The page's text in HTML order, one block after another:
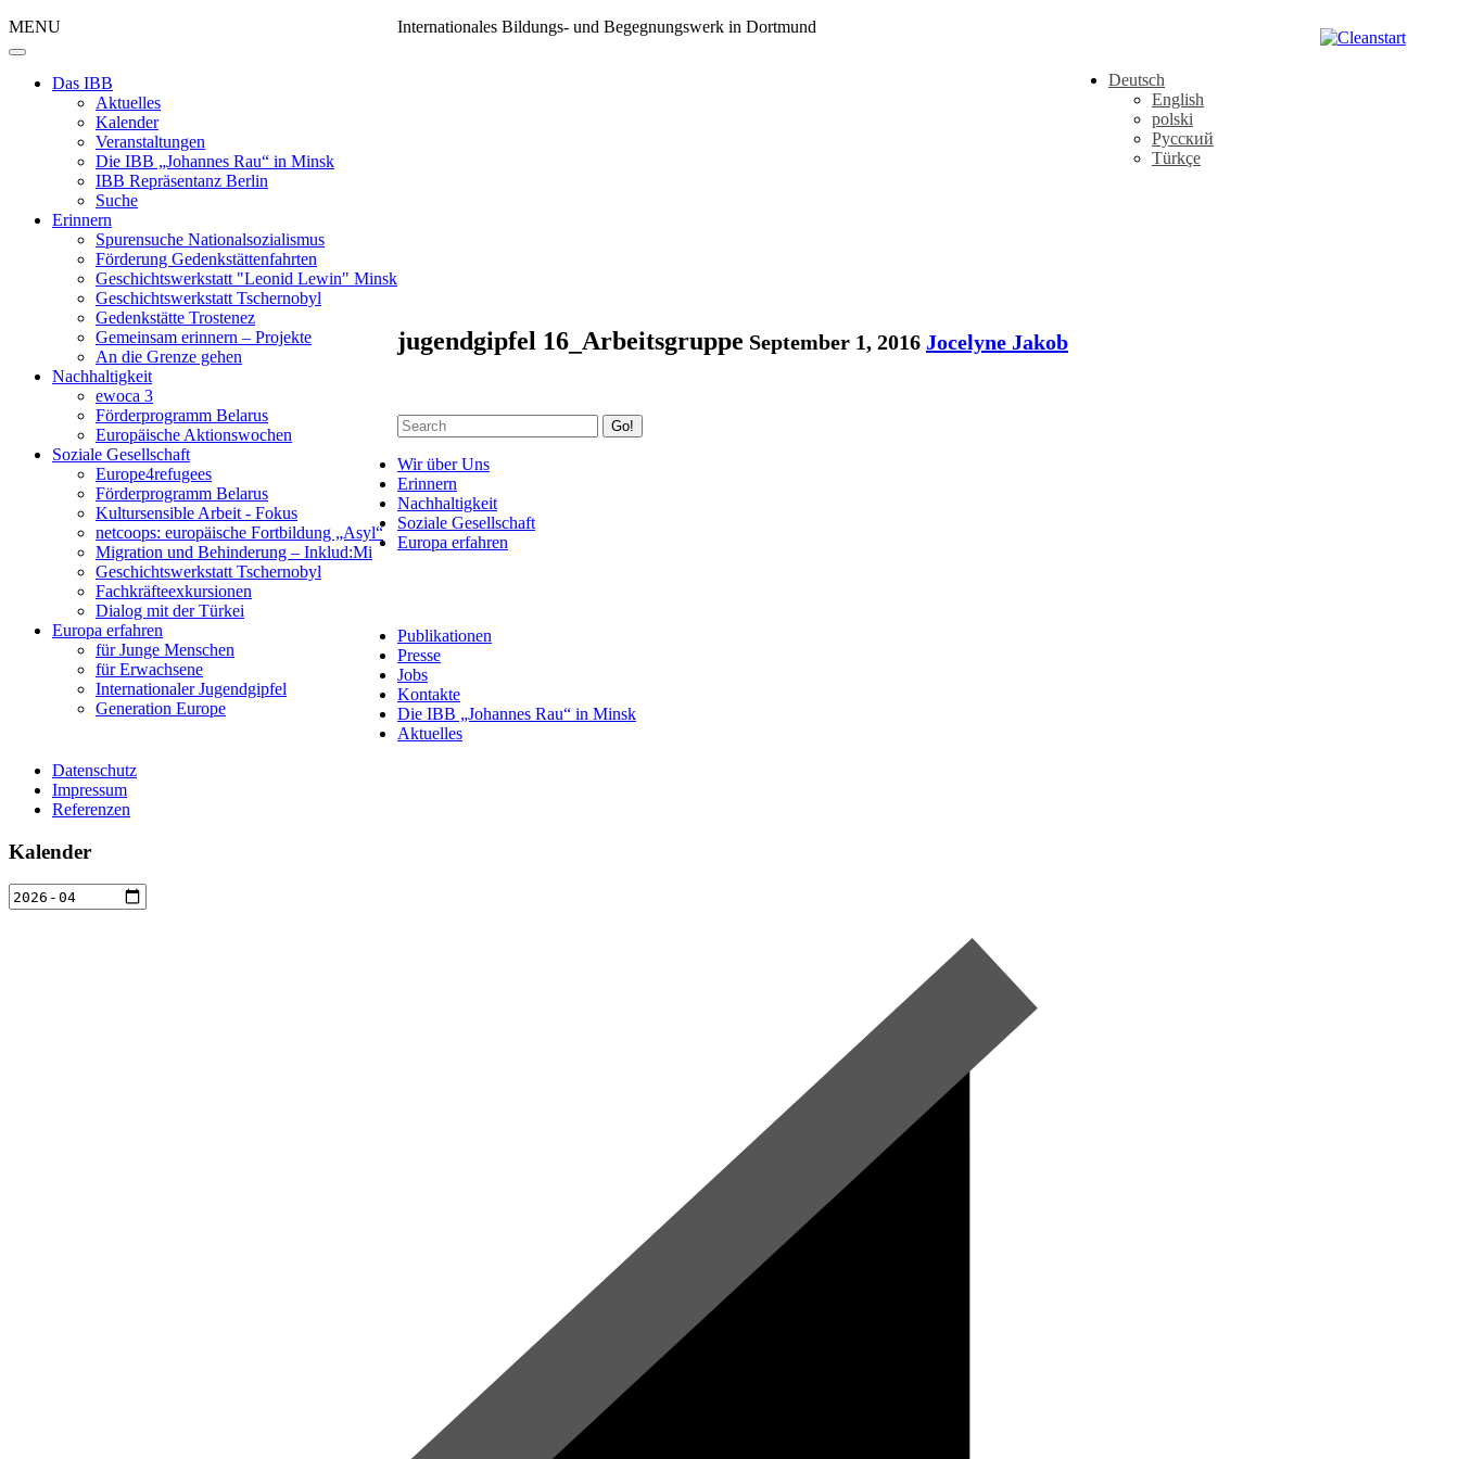
Deutsch
English
polski
Русский
Türkçe
MENU
Das IBB
Aktuelles
Kalender
Veranstaltungen
Die IBB „Johannes Rau“ in Minsk
IBB Repräsentanz Berlin
Suche
Erinnern
Spurensuche Nationalsozialismus
Förderung Gedenkstättenfahrten
Geschichtswerkstatt "Leonid Lewin" Minsk
Geschichtswerkstatt Tschernobyl
Gedenkstätte Trostenez
Gemeinsam erinnern – Projekte
An die Grenze gehen
Nachhaltigkeit
ewoca 3
Förderprogramm Belarus
Europäische Aktionswochen
Soziale Gesellschaft
Europe4refugees
Förderprogramm Belarus
Kultursensible Arbeit - Fokus
netcoops: europäische Fortbildung „Asyl“
Migration und Behinderung – Inklud:Mi
Geschichtswerkstatt Tschernobyl
Fachkräfteexkursionen
Dialog mit der Türkei
Europa erfahren
für Junge Menschen
für Erwachsene
Internationaler Jugendgipfel
Generation Europe
Internationales Bildungs- und Begegnungswerk in Dortmund
jugendgipfel 16_Arbeitsgruppe September 1, 2016 Jocelyne Jakob
Go!
Wir über Uns
Erinnern
Nachhaltigkeit
Soziale Gesellschaft
Europa erfahren
Publikationen
Presse
Jobs
Kontakte
Die IBB „Johannes Rau“ in Minsk
Aktuelles
Datenschutz
Impressum
Referenzen
Kalender